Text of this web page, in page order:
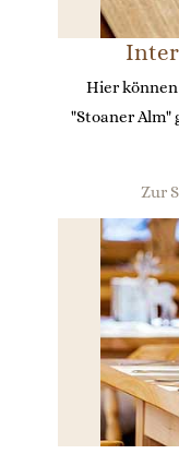
Hier
"Stoaner Alm"
Zur